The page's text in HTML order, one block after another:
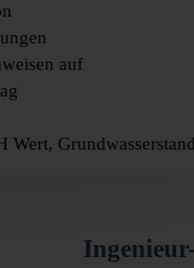
auf
Wert, Grundwasserstand